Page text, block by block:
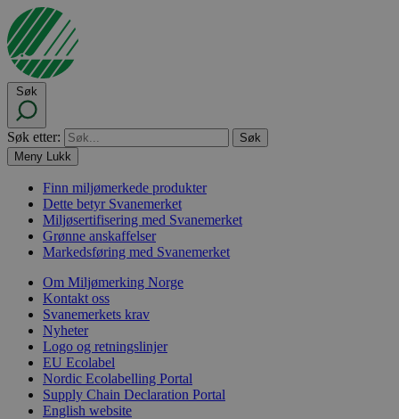
Søk
Søk etter:
Meny Lukk
Finn miljømerkede produkter
Dette betyr Svanemerket
Miljøsertifisering med Svanemerket
Grønne anskaffelser
Markedsføring med Svanemerket
Om Miljømerking Norge
Kontakt oss
Svanemerkets krav
Nyheter
Logo og retningslinjer
EU Ecolabel
Nordic Ecolabelling Portal
Supply Chain Declaration Portal
English website